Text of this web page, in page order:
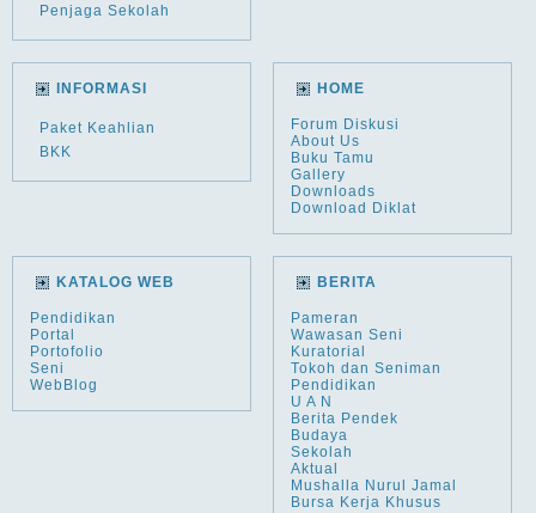
Penjaga Sekolah
INFORMASI
Paket Keahlian
BKK
HOME
Forum Diskusi
About Us
Buku Tamu
Gallery
Downloads
Download Diklat
KATALOG WEB
Pendidikan
Portal
Portofolio
Seni
WebBlog
BERITA
Pameran
Wawasan Seni
Kuratorial
Tokoh dan Seniman
Pendidikan
U A N
Berita Pendek
Budaya
Sekolah
Aktual
Mushalla Nurul Jamal
Bursa Kerja Khusus